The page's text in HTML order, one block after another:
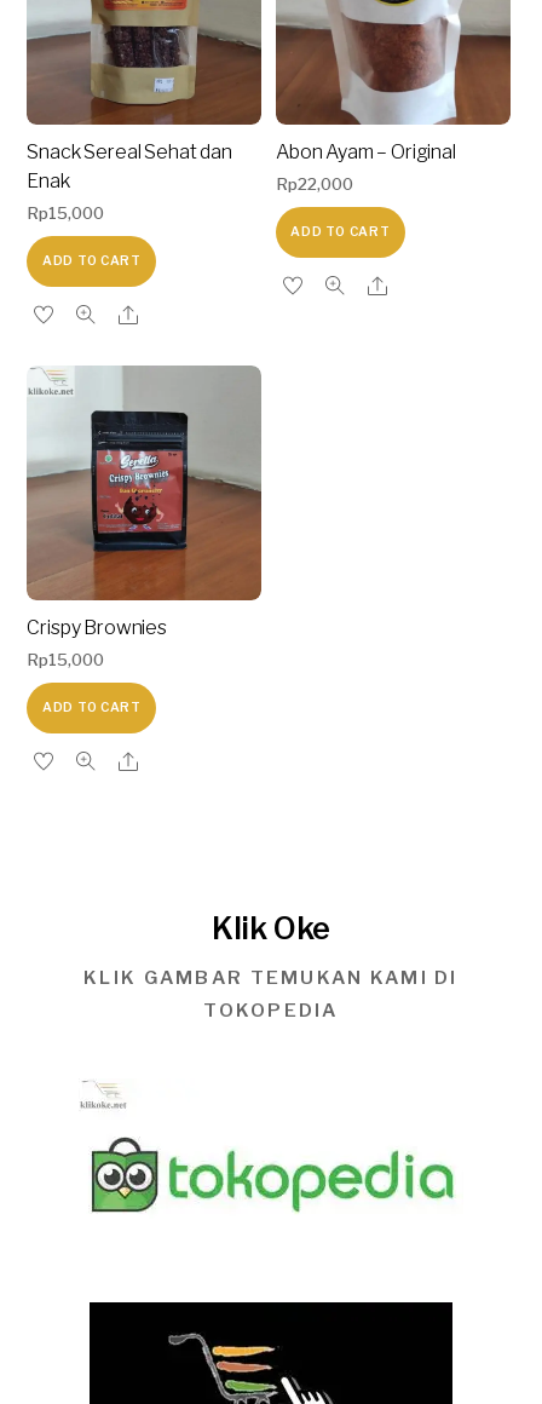
Snack Sereal Sehat dan
Enak
Rp15,000
ADD TO CART
Abon Ayam – Original
Rp22,000
ADD TO CART
Crispy Brownies
Rp15,000
ADD TO CART
Klik Oke
KLIK GAMBAR TEMUKAN KAMI DI
TOKOPEDIA